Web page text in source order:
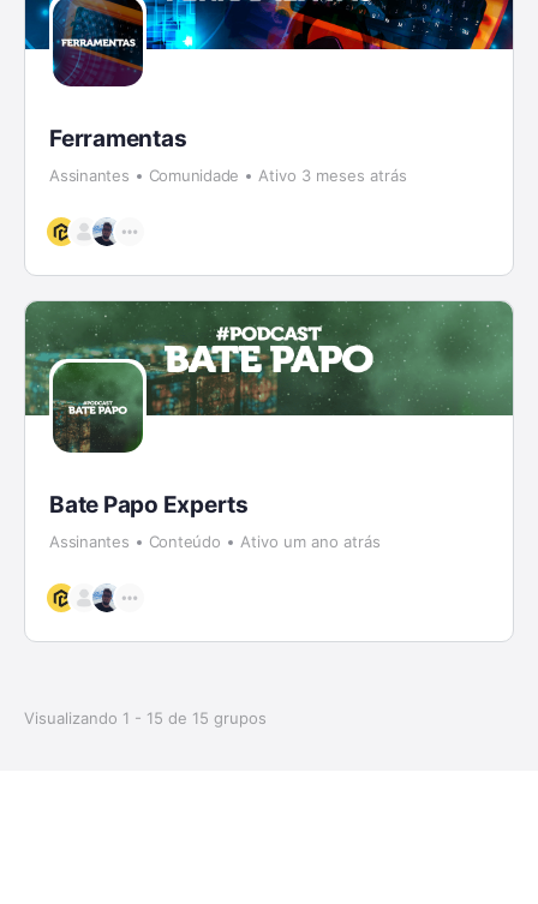
Ferramentas
Assinantes Comunidade Ativo 3 meses atrás
Bate Papo Experts
Assinantes Conteúdo Ativo um ano atrás
Visualizando 1 - 15 de 15 grupos